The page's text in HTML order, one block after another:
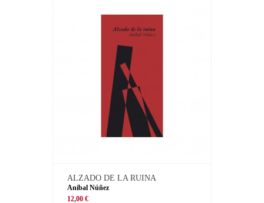
ALZADO DE LA RUINA
Aníbal Núñez
12,00 €